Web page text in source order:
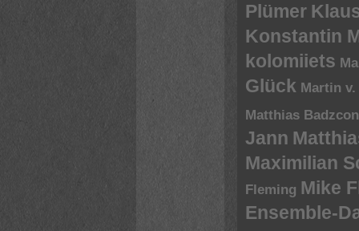
Plümer
Konstantin
kolomiiets
Glück Martin
Matthias
Jann
Maximilian
Fleming Mike
Ensemble-